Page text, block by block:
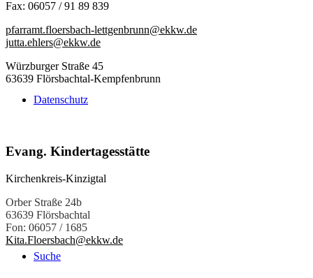
Datenschutz
Suche
Fax: 06057 / 91 89 839
pfarramt.floersbach-lettgenbrunn@ekkw.de
jutta.ehlers@ekkw.de
Würzburger Straße 45
63639 Flörsbachtal-Kempfenbrunn
Evang. Kindertagesstätte
Kirchenkreis-Kinzigtal
Orber Straße 24b
63639 Flörsbachtal
Fon: 06057 / 1685
Kita.Floersbach@ekkw.de